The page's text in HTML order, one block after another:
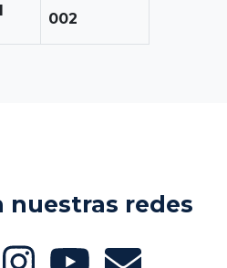
002
nuestras redes